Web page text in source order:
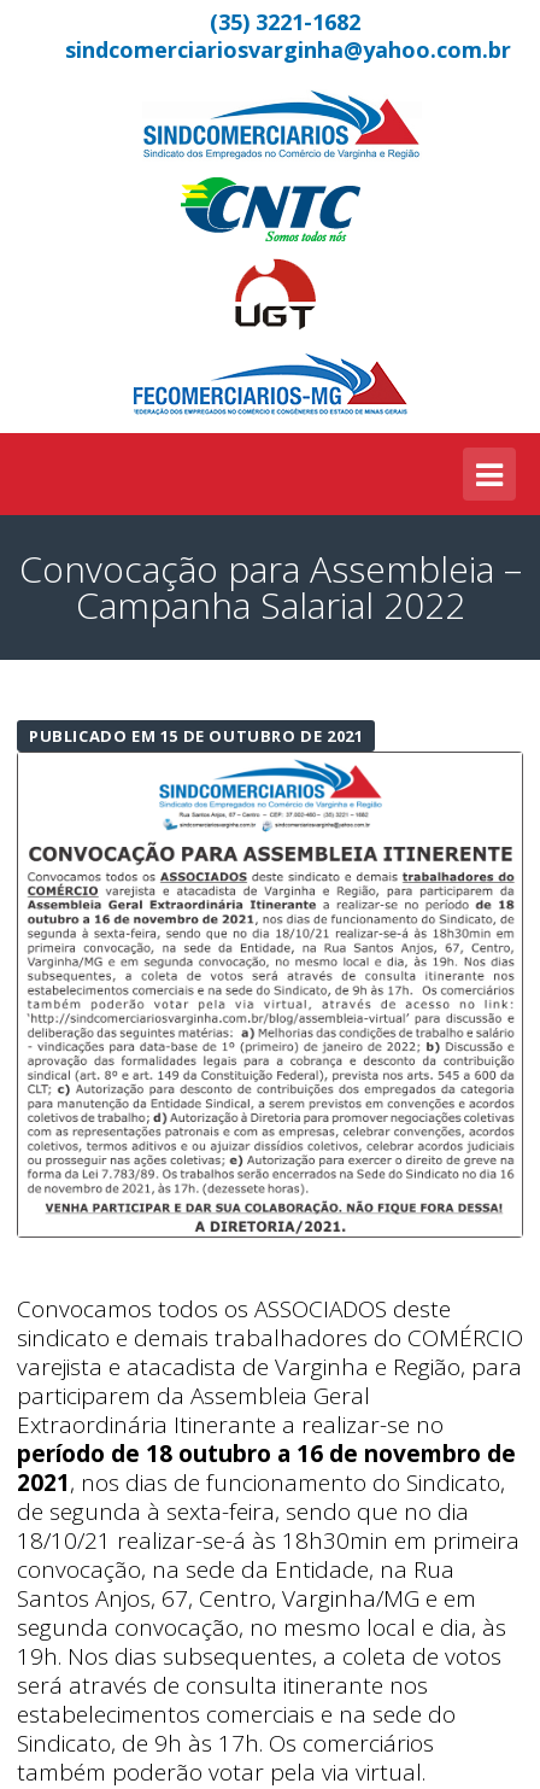
(35) 3221-1682
sindcomerciariosvarginha@yahoo.com.br
Convocação para Assembleia –
Campanha Salarial 2022
PUBLICADO EM 15 DE OUTUBRO DE 2021
Convocamos todos os ASSOCIADOS deste
sindicato e demais trabalhadores do COMÉRCIO
varejista e atacadista de Varginha e Região, para
participarem da Assembleia Geral
Extraordinária Itinerante a realizar-se no
período de 18 outubro a 16 de novembro de
2021, nos dias de funcionamento do Sindicato,
de segunda à sexta-feira, sendo que no dia
18/10/21 realizar-se-á às 18h30min em primeira
convocação, na sede da Entidade, na Rua
Santos Anjos, 67, Centro, Varginha/MG e em
segunda convocação, no mesmo local e dia, às
19h. Nos dias subsequentes, a coleta de votos
será através de consulta itinerante nos
estabelecimentos comerciais e na sede do
Sindicato, de 9h às 17h. Os comerciários
também poderão votar pela via virtual.